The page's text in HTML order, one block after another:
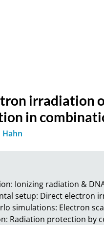
irradiation
in
Hahn
Ionizing radiation &
setup: Direct electron
simulations: Electron
Radiation protection by